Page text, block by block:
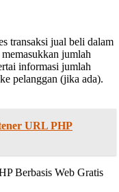
transaksi jual beli dalam
jumlah
informasi jumlah
pelanggan (jika ada).
URL PHP